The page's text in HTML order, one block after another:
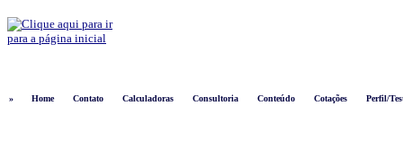
»
Home Contato Calculadoras Consultoria Conteúdo Cotações Perfil/